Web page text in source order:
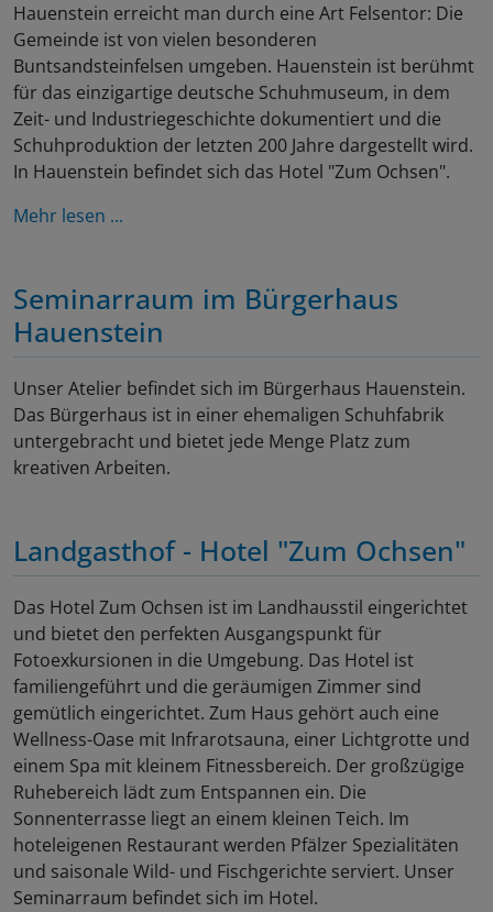
Hauenstein erreicht man durch eine Art Felsentor: Die
Gemeinde ist von vielen besonderen
Buntsandsteinfelsen umgeben. Hauenstein ist berühmt
für das einzigartige deutsche Schuhmuseum, in dem
Zeit- und Industriegeschichte dokumentiert und die
Schuhproduktion der letzten 200 Jahre dargestellt wird.
In Hauenstein befindet sich das Hotel "Zum Ochsen".
Mehr lesen ...
Seminarraum im Bürgerhaus
Hauenstein
Unser Atelier befindet sich im Bürgerhaus Hauenstein.
Das Bürgerhaus ist in einer ehemaligen Schuhfabrik
untergebracht und bietet jede Menge Platz zum
kreativen Arbeiten.
Landgasthof - Hotel "Zum Ochsen"
Das Hotel Zum Ochsen ist im Landhausstil eingerichtet
und bietet den perfekten Ausgangspunkt für
Fotoexkursionen in die Umgebung. Das Hotel ist
familiengeführt und die geräumigen Zimmer sind
gemütlich eingerichtet. Zum Haus gehört auch eine
Wellness-Oase mit Infrarotsauna, einer Lichtgrotte und
einem Spa mit kleinem Fitnessbereich. Der großzügige
Ruhebereich lädt zum Entspannen ein. Die
Sonnenterrasse liegt an einem kleinen Teich. Im
hoteleigenen Restaurant werden Pfälzer Spezialitäten
und saisonale Wild- und Fischgerichte serviert. Unser
Seminarraum befindet sich im Hotel.